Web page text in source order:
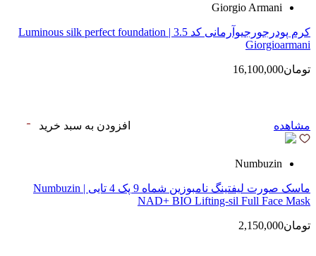
Giorgio Armani
کرم پودرجورجیوآرمانی کد 3.5 | Luminous silk perfect foundation
Giorgioarmani
تومان16,100,000
مشاهده افزودن به سبد خرید
Numbuzin
ماسک صورت لیفتینگ نامبوزین شماه 9 پک 4 تایی | Numbuzin
NAD+ BIO Lifting-sil Full Face Mask
تومان2,150,000